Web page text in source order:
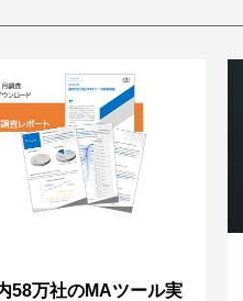
58万社のMAツール実